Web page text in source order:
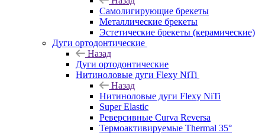
Самолигирующие брекеты
Металлические брекеты
Эстетические брекеты (керамические)
Дуги ортодонтические
Назад
Дуги ортодонтические
Нитиноловые дуги Flexy NiTi
Назад
Нитиноловые дуги Flexy NiTi
Super Elastic
Реверсивные Curva Reversa
Термоактивируемые Thermal 35°